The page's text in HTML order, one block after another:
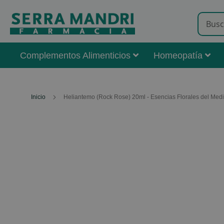
Complementos Alimenticios Homeopatía
Inicio Heliantemo (Rock Rose) 20ml - Esencias Florales del